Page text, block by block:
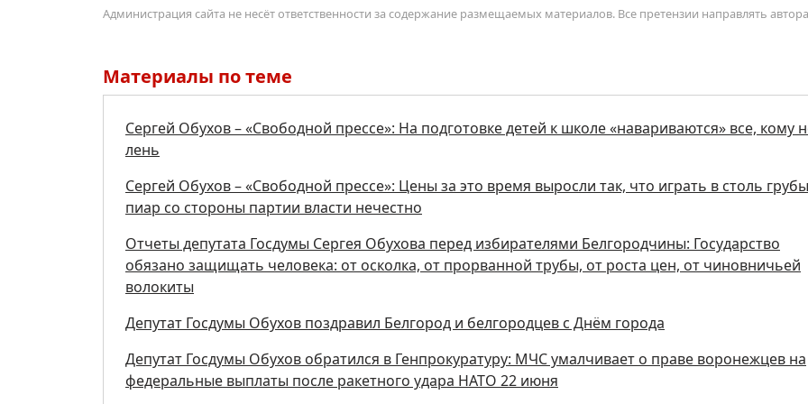
Администрация сайта не несёт ответственности за содержание размещаемых материалов. Все претензии направлять
Материалы по теме
Сергей Обухов – «Свободной прессе»: На подготовке детей к школе «навариваются» все, кому
лень
Сергей Обухов – «Свободной прессе»: Цены за это время выросли так, что играть в столь
пиар со стороны партии власти нечестно
Отчеты депутата Госдумы Сергея Обухова перед избирателями Белгородчины: Государство
обязано защищать человека: от осколка, от прорванной трубы, от роста цен, от чиновничьей
волокиты
Депутат Госдумы Обухов поздравил Белгород и белгородцев с Днём города
Депутат Госдумы Обухов обратился в Генпрокуратуру: МЧС умалчивает о праве воронежцев на
федеральные выплаты после ракетного удара НАТО 22 июня